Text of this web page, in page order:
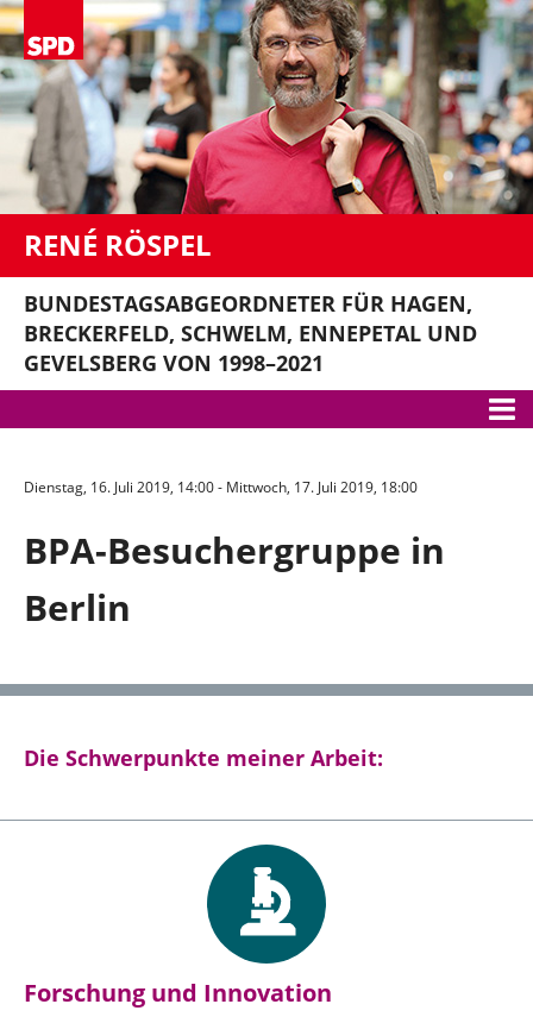
RENÉ RÖSPEL
BUNDESTAGSABGEORDNETER FÜR HAGEN,
BRECKERFELD, SCHWELM, ENNEPETAL UND
GEVELSBERG VON 1998–2021
Hagen und südlicher Ennepe-Ruhr-Kreis
Dienstag, 16. Juli 2019, 14:00 - Mittwoch, 17. Juli 2019, 18:00
BPA-Besuchergruppe in
Berlin
Die Schwerpunkte meiner Arbeit:
Forschung und Innovation